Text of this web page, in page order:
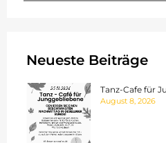
Neueste Beiträge
Tanz-Cafe für
August 8, 2026